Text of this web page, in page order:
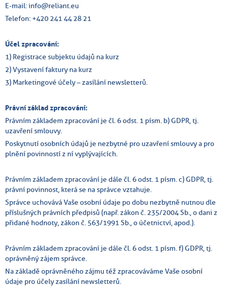
E-mail: info@reliant.eu
Telefon: +420 241 44 28 21
Účel zpracování:
1) Registrace subjektu údajů na kurz
2) Vystavení faktury na kurz
3) Marketingové účely – zasílání newsletterů.
Právní základ zpracování:
Právním základem zpracování je čl. 6 odst. 1 písm. b) GDPR, tj.
uzavření smlouvy.
Poskytnutí osobních údajů je nezbytné pro uzavření smlouvy a pro
plnění povinností z ní vyplývajících.
Právním základem zpracování je dále čl. 6 odst. 1 písm. c) GDPR, tj.
právní povinnost, která se na správce vztahuje.
Správce uchovává Vaše osobní údaje po dobu nezbytně nutnou dle
příslušných právních předpisů (např. zákon č. 235/2004 Sb., o dani z
přidané hodnoty, zákon č. 563/1991 Sb., o účetnictví, apod.).
Právním základem zpracování je dále čl. 6 odst. 1 písm. f) GDPR, tj.
oprávněný zájem správce.
Na základě oprávněného zájmu též zpracováváme Vaše osobní
údaje pro účely zasílání newsletterů.